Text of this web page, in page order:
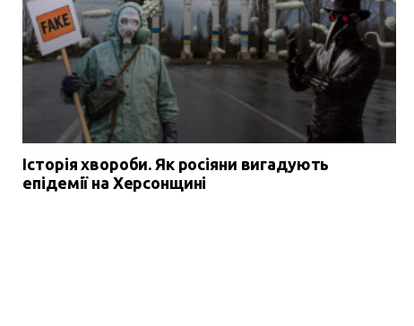
Історія хвороби. Як росіяни вигадують
епідемії на Херсонщині